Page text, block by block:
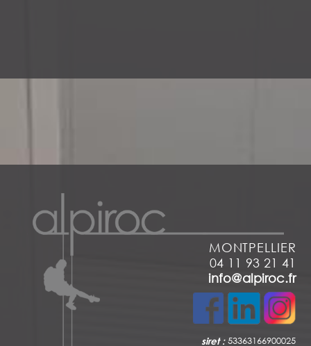
MONTPELLIER
04 11 93 21 41
info@alpiroc.fr
siret :53363166900025